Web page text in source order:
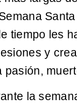
tiempo les
y
pasión,
la